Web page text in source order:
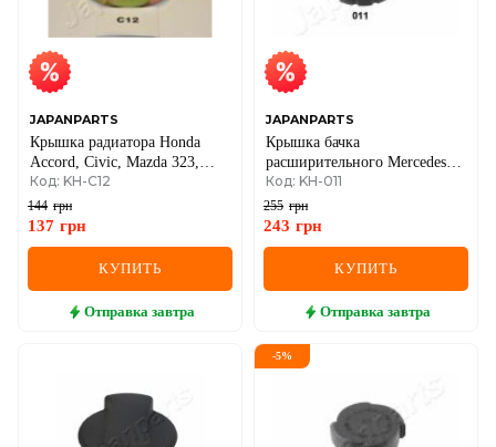
JAPANPARTS
Крышка радиатора Honda
Accord, Civic, Mazda 323,
626, Mitsubishi, Nissan,
Subaru, Suzuki, Toyota 1.0 bar
59/25 мм
Код: KH-C12
144 грн
137 грн
КУПИТЬ
Отправка завтра
JAPANPARTS
Крышка бачка
расширительного Mercedes-
Benz W202, W203
Код: KH-011
255 грн
243 грн
КУПИТЬ
Отправка завтра
-5%